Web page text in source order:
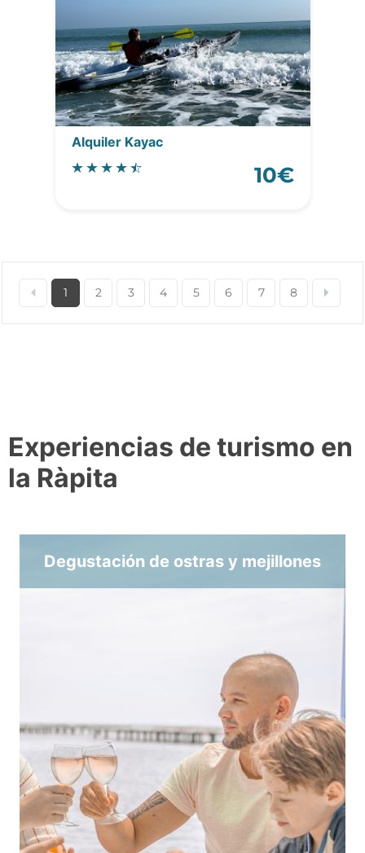
Alquiler Kayac
10€
1 2 3 4 5 6 7 8
Experiencias de turismo en
la Ràpita
Degustación de ostras y mejillones